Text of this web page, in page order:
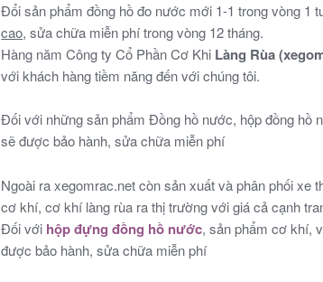
Đổi sản phẩm đồng hồ đo nước mới 1-1 trong vòng 1
cao, sửa chữa miễn phí trong vòng 12 tháng.
Hàng năm Công ty Cổ Phần Cơ Khi Làng Rùa
với khách hàng tiềm năng đến với chúng tôi.
Đối với những sản phẩm Đồng hồ nước, hộp đồng hồ
sẽ được bảo hành, sửa chữa miễn phí
Ngoài ra xegomrac.net còn sản xuất và phân phối xe
cơ khí, cơ khí làng rùa ra thị trường với giá cả cạnh
Đối với hộp đựng đồng hồ nước, sản phẩm cơ khí,
được bảo hành, sửa chữa miễn phí